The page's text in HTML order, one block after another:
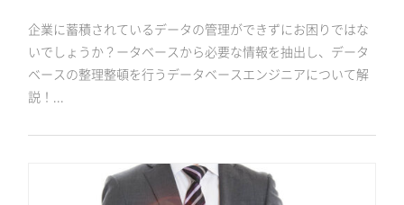
企業に蓄積されているデータの管理ができずにお困りではな
いでしょうか？ータベースから必要な情報を抽出し、データ
ベースの整理整頓を行うデータベースエンジニアについて解
説！...